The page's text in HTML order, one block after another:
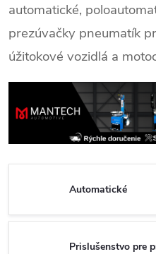
automatické,
prezúvačky pneumatík
úžitokové vozidlá a
Automatické
Prislušenstvo pre